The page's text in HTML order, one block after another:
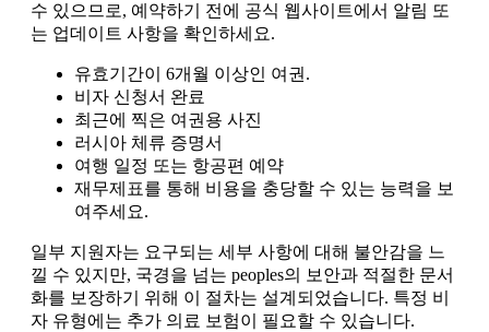
수 있으므로, 예약하기 전에 공식 웹사이트에서 알림 또
는 업데이트 사항을 확인하세요.
유효기간이 6개월 이상인 여권.
비자 신청서 완료
최근에 찍은 여권용 사진
러시아 체류 증명서
여행 일정 또는 항공편 예약
재무제표를 통해 비용을 충당할 수 있는 능력을 보
여주세요.
일부 지원자는 요구되는 세부 사항에 대해 불안감을 느
낄 수 있지만, 국경을 넘는 peoples의 보안과 적절한 문서
화를 보장하기 위해 이 절차는 설계되었습니다. 특정 비
자 유형에는 추가 의료 보험이 필요할 수 있습니다.